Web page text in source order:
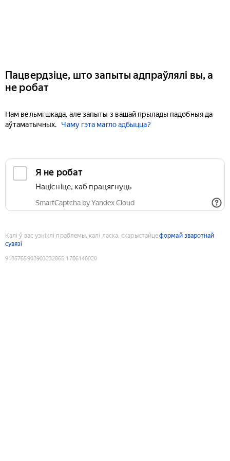
Пацвердзіце, што запыты адпраўлялі вы, а
не робат
Нам вельмі шкада, але запыты з вашай прылады падобныя да
аўтаматычных.
Чаму гэта магло адбыцца?
Я не робат
Націсніце, каб працягнуць
SmartCaptcha by Yandex Cloud
Калі ў вас узніклі праблемы, калі ласка, скарыстайцеформай зваротнай
сувязі
9185765903903232865:1786146020